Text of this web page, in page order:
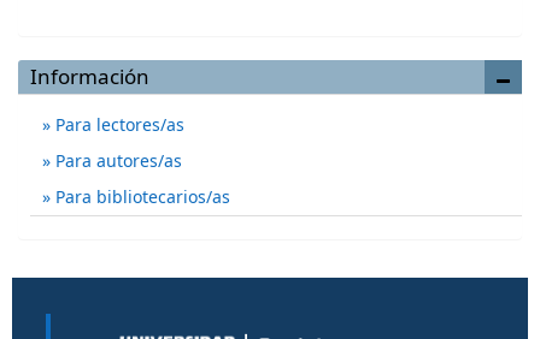
Información
Para lectores/as
Para autores/as
Para bibliotecarios/as